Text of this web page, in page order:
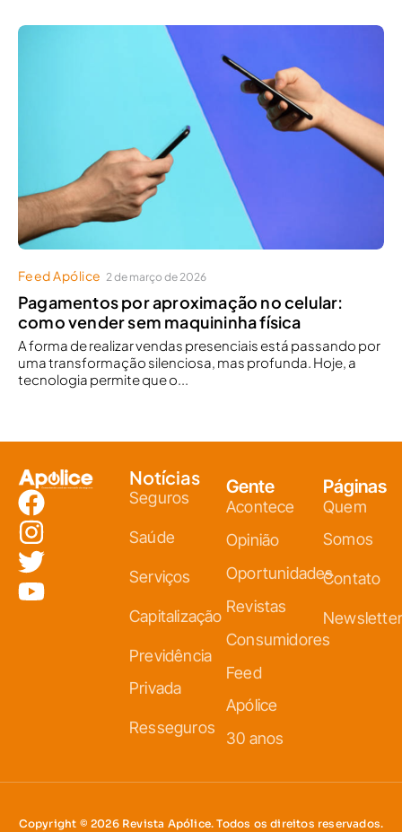
Feed Apólice 2 de março de 2026
Pagamentos por aproximação no celular:
como vender sem maquininha física
A forma de realizar vendas presenciais está passando por
uma transformação silenciosa, mas profunda. Hoje, a
tecnologia permite que o...
Notícias
Seguros
Saúde
Serviços
Capitalização
Previdência
Privada
Resseguros
Gente
Acontece
Opinião
Oportunidades
Revistas
Consumidores
Feed
Apólice
30 anos
Páginas
Quem
Somos
Contato
Newsletter
Copyright © 2026 Revista Apólice. Todos os direitos reservados.